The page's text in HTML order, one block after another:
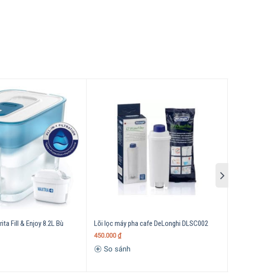
Fill & Enjoy 8.2L Bù
Lõi lọc máy pha cafe DeLonghi DLSC002
450.000 ₫
So sánh